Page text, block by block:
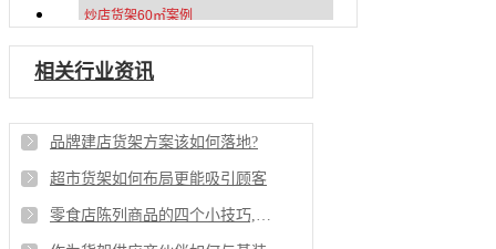
炒店货架60㎡案例
相关行业资讯
品牌建店货架方案该如何落地?
超市货架如何布局更能吸引顾客